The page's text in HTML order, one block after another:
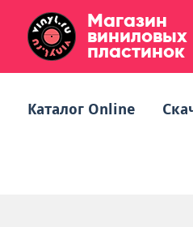
Магазин
виниловых
пластинок
Каталог Online